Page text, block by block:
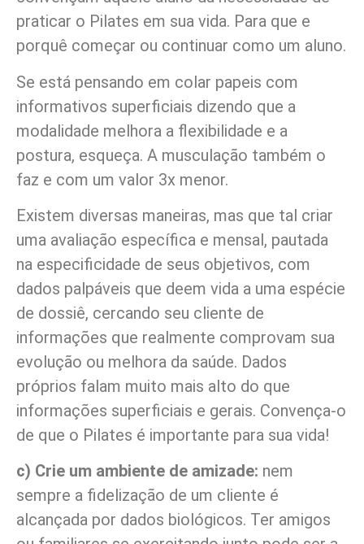
praticar o Pilates em sua vida. Para que e
porquê começar ou continuar como um aluno.
Se está pensando em colar papeis com
informativos superficiais dizendo que a
modalidade melhora a flexibilidade e a
postura, esqueça. A musculação também o
faz e com um valor 3x menor.
Existem diversas maneiras, mas que tal criar
uma avaliação específica e mensal, pautada
na especificidade de seus objetivos, com
dados palpáveis que deem vida a uma espécie
de dossiê, cercando seu cliente de
informações que realmente comprovam sua
evolução ou melhora da saúde. Dados
próprios falam muito mais alto do que
informações superficiais e gerais. Convença-o
de que o Pilates é importante para sua vida!
c) Crie um ambiente de amizade: nem
sempre a fidelização de um cliente é
alcançada por dados biológicos. Ter amigos